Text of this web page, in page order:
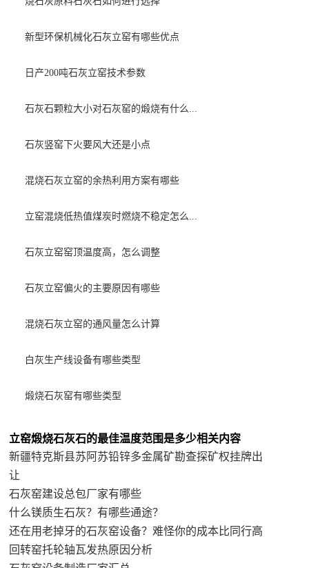
新型环保机械化石灰立窑有哪些优点
日产200吨石灰立窑技术参数
石灰石颗粒大小对石灰窑的煅烧有什么...
石灰竖窑下火要风大还是小点
混烧石灰立窑的余热利用方案有哪些
立窑混烧低热值煤炭时燃烧不稳定怎么...
石灰立窑窑顶温度高，怎么调整
石灰立窑偏火的主要原因有哪些
混烧石灰立窑的通风量怎么计算
白灰生产线设备有哪些类型
煅烧石灰窑有哪些类型
立窑煅烧石灰石的最佳温度范围是多少相关内容
新疆特克斯县苏阿苏铅锌多金属矿勘查探矿权挂牌出
让
石灰窑建设总包厂家有哪些
什么镁质生石灰？有哪些通途？
还在用老掉牙的石灰窑设备？难怪你的成本比同行高
回转窑托轮轴瓦发热原因分析